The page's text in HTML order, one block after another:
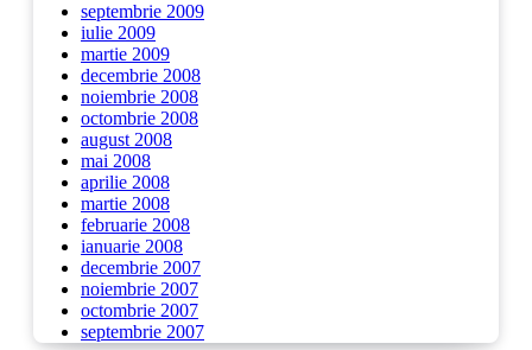
septembrie 2009
iulie 2009
martie 2009
decembrie 2008
noiembrie 2008
octombrie 2008
august 2008
mai 2008
aprilie 2008
martie 2008
februarie 2008
ianuarie 2008
decembrie 2007
noiembrie 2007
octombrie 2007
septembrie 2007